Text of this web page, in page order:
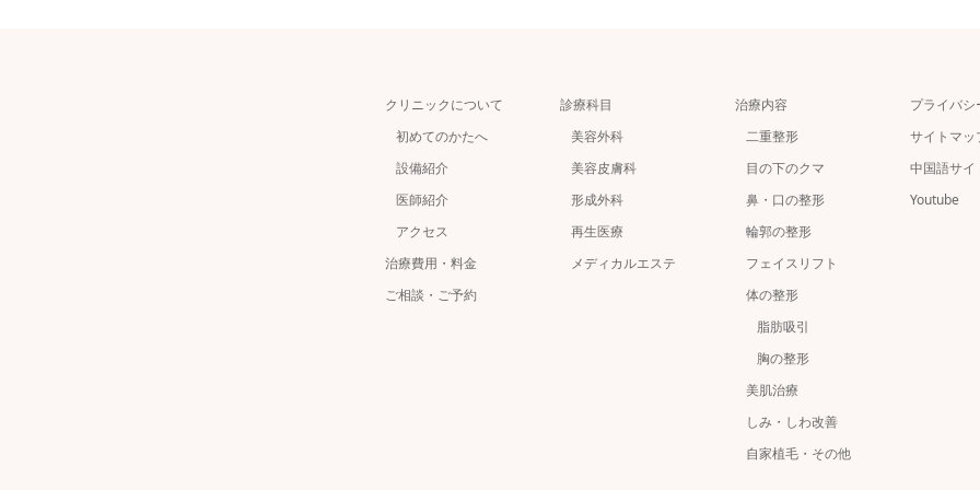
クリニックについて
初めてのかたへ
設備紹介
医師紹介
アクセス
治療費用・料金
ご相談・ご予約
診療科目
美容外科
美容皮膚科
形成外科
再生医療
メディカルエステ
治療内容
二重整形
目の下のクマ
鼻・口の整形
輪郭の整形
フェイスリフト
体の整形
脂肪吸引
胸の整形
美肌治療
しみ・しわ改善
自家植毛・その他
プライバシ
サイトマッ
中国語サイ
Youtube